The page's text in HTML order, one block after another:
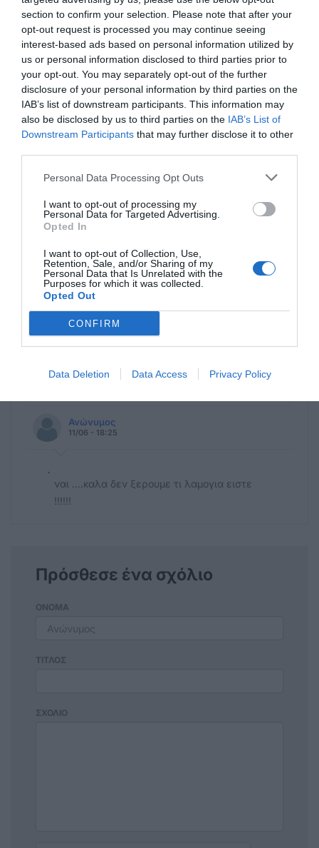
section to confirm your selection. Please note that after your
opt-out request is processed you may continue seeing
interest-based ads based on personal information utilized by
us or personal information disclosed to third parties prior to
your opt-out. You may separately opt-out of the further
disclosure of your personal information by third parties on the
IAB’s list of downstream participants. This information may
also be disclosed by us to third parties on the IAB’s List of
Downstream Participants that may further disclose it to other
Personal Data Processing Opt Outs
I want to opt-out of processing my
Personal Data for Targeted Advertising.
Opted In
I want to opt-out of Collection, Use,
Retention, Sale, and/or Sharing of my
Personal Data that Is Unrelated with the
Purposes for which it was collected.
Opted Out
CONFIRM
Data Deletion Data Access Privacy Policy
Η ανωνυμία είναι το καλύτερο κρησφύγετο δειλίας και
χυδαιότητας!
Σχόλια 3
12/06 - 10:50
Αυτοδιοίκηση
Πλάκα έχουμε. Δεν ήταν γάτης. ήταν γάτα
BATMAN
12/06 - 05:59
Kos
Γιατί ρε χατζημαρκο μου γιατί παλικάρι μου
τον κάνω ντα?
Ανώνυμος
11/06 - 18:25
.
ναι ....καλα δεν ξερουμε τι λαμογια ειστε
!!!!!!
Πρόσθεσε ένα σχόλιο
ΟΝΟΜΑ
ΤΙΤΛΟΣ
ΣΧΟΛΙΟ